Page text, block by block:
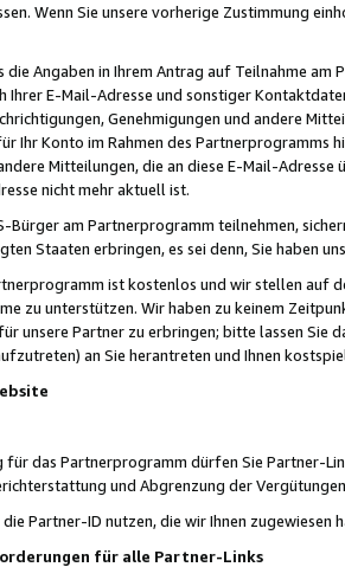
Wenn Sie unsere vorherige Zustimmung
die Angaben in Ihrem Antrag auf Teilnahme
Ihrer E-Mail-Adresse und sonstiger
Genehmigungen und andere
Ihr Konto im Rahmen des Partnerprogramms
Mitteilungen, die an diese E-Mail-
nicht mehr aktuell ist.
Bürger am Partnerprogramm teilnehmen,
Staaten erbringen, es sei denn, Sie haben
ist kostenlos und wir stellen auf
zu unterstützen. Wir haben zu keinem
unsere Partner zu erbringen; bitte lassen Sie
an Sie herantreten und Ihnen
für das Partnerprogramm dürfen Sie Partner-
und Abgrenzung der
Partner-ID nutzen, die wir Ihnen zugewiesen
für alle Partner-Links